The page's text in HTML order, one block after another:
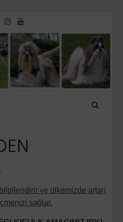
ve ülkemizde artan
sağlar.